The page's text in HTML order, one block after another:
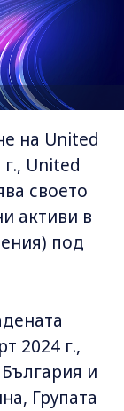
на United
United
своето
активи в
под
2024 г.,
и
Групата